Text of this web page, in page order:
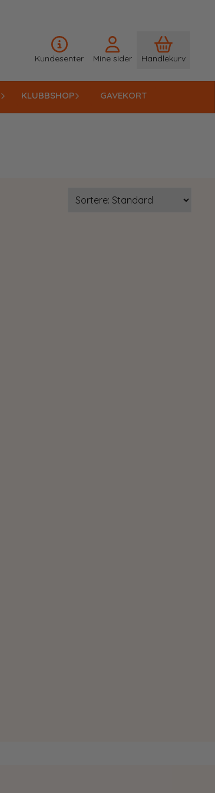
Kundesenter Mine sider Handlekurv
KLUBBSHOP GAVEKORT